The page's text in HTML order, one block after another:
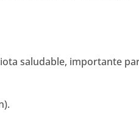
saludable, importante